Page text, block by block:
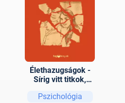
Élethazugságok -
Sírig vitt titkok,
múltat
Pszichológia